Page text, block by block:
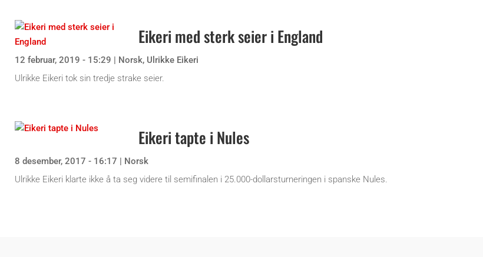
Eikeri med sterk seier i England
12 februar, 2019 - 15:29 | Norsk, Ulrikke Eikeri
Ulrikke Eikeri tok sin tredje strake seier.
Eikeri tapte i Nules
8 desember, 2017 - 16:17 | Norsk
Ulrikke Eikeri klarte ikke å ta seg videre til semifinalen i 25.000-dollarsturneringen i spanske Nules.